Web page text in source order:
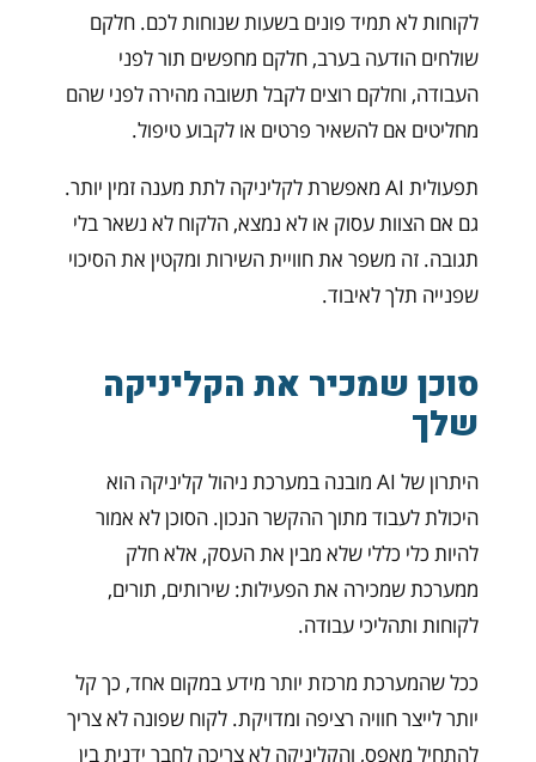
לקוחות לא תמיד פונים בשעות שנוחות לכם. חלקם
שולחים הודעה בערב, חלקם מחפשים תור לפני
העבודה, וחלקם רוצים לקבל תשובה מהירה לפני שהם
מחליטים אם להשאיר פרטים או לקבוע טיפול.
תפעולית AI מאפשרת לקליניקה לתת מענה זמין יותר.
גם אם הצוות עסוק או לא נמצא, הלקוח לא נשאר בלי
תגובה. זה משפר את חוויית השירות ומקטין את הסיכוי
שפנייה תלך לאיבוד.
סוכן שמכיר את הקליניקה
שלך
היתרון של AI מובנה במערכת ניהול קליניקה הוא
היכולת לעבוד מתוך ההקשר הנכון. הסוכן לא אמור
להיות כלי כללי שלא מבין את העסק, אלא חלק
ממערכת שמכירה את הפעילות: שירותים, תורים,
לקוחות ותהליכי עבודה.
ככל שהמערכת מרכזת יותר מידע במקום אחד, כך קל
יותר לייצר חוויה רציפה ומדויקת. לקוח שפונה לא צריך
להתחיל מאפס, והקליניקה לא צריכה לחבר ידנית בין